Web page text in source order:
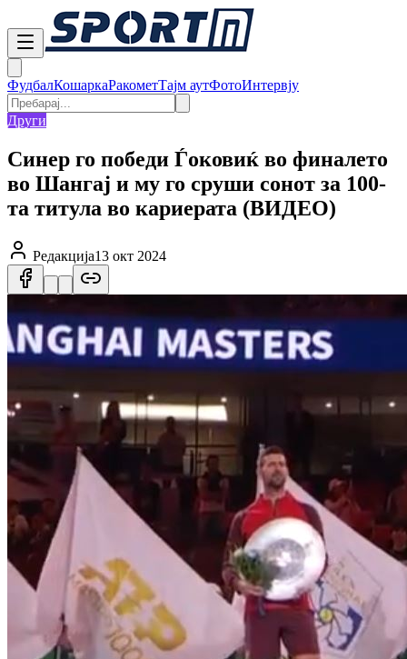
ФудбалКошаркаРакометТајм аутФотоИнтервју
Други
Синер го победи Ѓоковиќ во финалето
во Шангај и му го сруши сонот за 100-
та титула во кариерата (ВИДЕО)
Редакција13 окт 2024